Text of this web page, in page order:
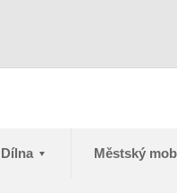
Dílna Městský